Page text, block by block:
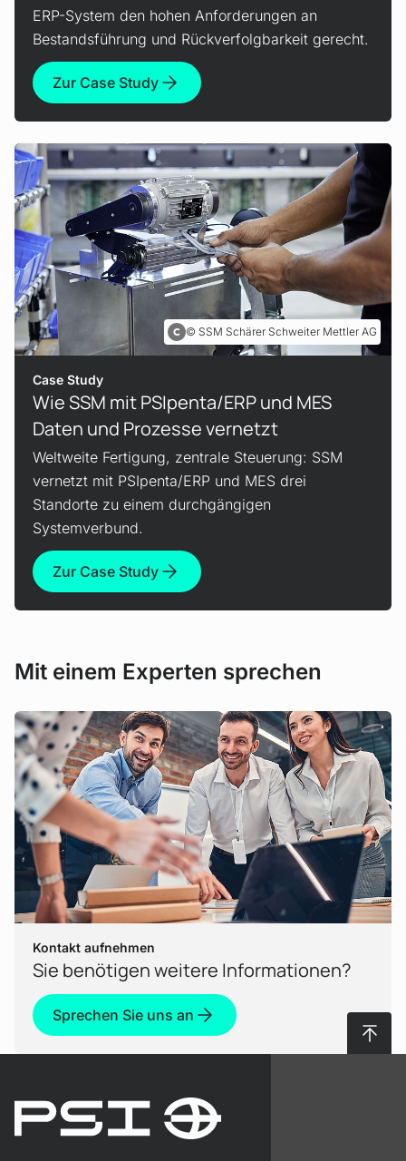
ERP-System den hohen Anforderungen an
Bestandsführung und Rückverfolgbarkeit gerecht.
Zur Case Study
SSM Schärer Schweiter Mettler AG
Case Study
Wie SSM mit PSIpenta/ERP und MES
Daten und Prozesse vernetzt
Weltweite Fertigung, zentrale Steuerung: SSM
vernetzt mit PSIpenta/ERP und MES drei
Standorte zu einem durchgängigen
Systemverbund.
Zur Case Study
Mit einem Experten sprechen
Kontakt aufnehmen
Sie benötigen weitere Informationen?
Sprechen Sie uns an
Nach